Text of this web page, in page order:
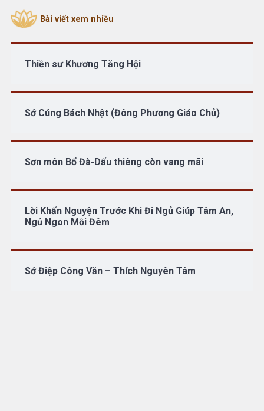
Bài viết xem nhiều
Thiền sư Khương Tăng Hội
Sớ Cúng Bách Nhật (Đông Phương Giáo Chủ)
Sơn môn Bổ Đà-Dấu thiêng còn vang mãi
Lời Khấn Nguyện Trước Khi Đi Ngủ Giúp Tâm An,
Ngủ Ngon Mỗi Đêm
Sớ Điệp Công Văn – Thích Nguyên Tâm